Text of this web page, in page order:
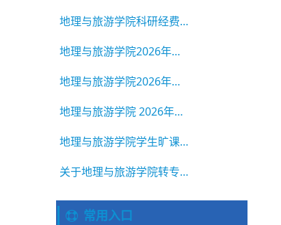
地理与旅游学院科研经费绩效公示
地理与旅游学院2026年硕士研究生复试成绩公示（第一志愿）
地理与旅游学院2026年硕士研究生招生复试成绩公示(第一志愿)
地理与旅游学院 2026年硕士研究生复试录取工作实施细则
地理与旅游学院学生旷课违纪通报 2025-2026学年第二学期 第1
关于地理与旅游学院转专业学生拟录取名单的公示
常用入口